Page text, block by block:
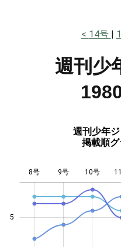
14号
週刊少
週刊少年
掲載順グ
5
8号 9号 10号